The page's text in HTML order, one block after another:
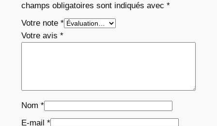
champs obligatoires sont indiqués avec *
Votre note *
Votre avis *
Nom *
E-mail *